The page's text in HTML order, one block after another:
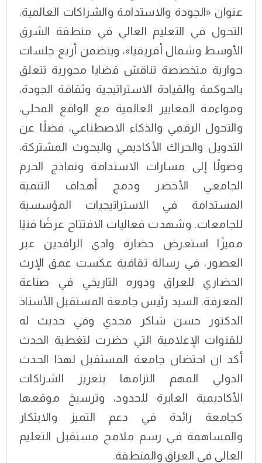
عنوان «الجودة والاستدامة والشراكات العالمية:
التحول في التعليم العالي في منطقة الشرق
الأوسط وشمال أفريقيا»، ويتضمن أربع جلسات
حوارية متخصصة تناقش قضايا محورية تتعلق
بالحوكمة والقيادة الاستراتيجية وثقافة الجودة،
ومواءمة المعايير العالمية مع الواقع المحلي،
والتحول الرقمي والذكاء الاصطناعي، فضلًا عن
التدويل والحراك الأكاديمي والبحوث المشتركة،
وصولًا إلى مسارات الاستدامة ونماذج الحرم
الجامعي الأخضر ودمج أهداف التنمية
المستدامة في الاستراتيجيات المؤسسية
للجامعات. وشهدت فعاليات الافتتاح عرضًا فنيًا
مميزًا استعرض حضارة وادي الرافدين عبر
العصور، في رسالة ثقافية عكست عمق الإرث
الحضاري للعراق ودوره التاريخي في صناعة
المعرفة. السيد رئيس جامعة المستقبل الأستاذ
الدكتور حسن شاكر مجدي وفي حديث له
للقنوات الإعلامية التي حضرت لتغطية الحدث
أكد ان احتضان جامعة المستقبل لهذا الحدث
الدولي المهم التزامها بتعزيز الشراكات
الأكاديمية العابرة للحدود، وترسيخ موقعها
كجامعة رائدة في دعم التميز والابتكار
والمساهمة في رسم ملامح مستقبل التعليم
العالي في العراق والمنطقة.